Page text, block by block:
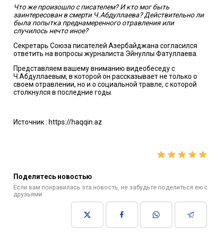
Что же произошло с писателем? И кто мог быть
заинтересован в смерти Ч.Абдуллаева? Действительно ли
была попытка преднамеренного отравления или
случилось нечто иное?
Секретарь Союза писателей Азербайджана согласился
ответить на вопросы журналиста Эйнуллы Фатуллаева.
Представляем вашему вниманию видеобеседу с
Ч.Абдуллаевым, в которой он рассказывает не только о
своем отравлении, но и о социальной травле, с которой
столкнулся в последние годы.
Источник : https://haqqin.az
Поделитесь новостью
Если вам понравилась эта новость, не забудьте поделиться ею с
друзьями